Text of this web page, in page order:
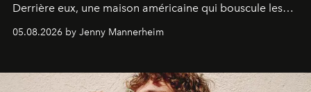
Derrière eux, une maison américaine qui bouscule les
codes de la parfumerie contemporaine en proposant
une approche aussi intuitive que personnelle :
05.08.2026 by Jenny Mannerheim